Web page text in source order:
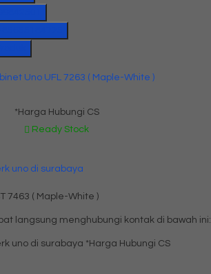
Uno UFL 7263 ( Maple-White )
*Harga Hubungi CS
Ready Stock
7463 ( Maple-White )
langsung menghubungi kontak di bawah ini:
*Harga Hubungi CS